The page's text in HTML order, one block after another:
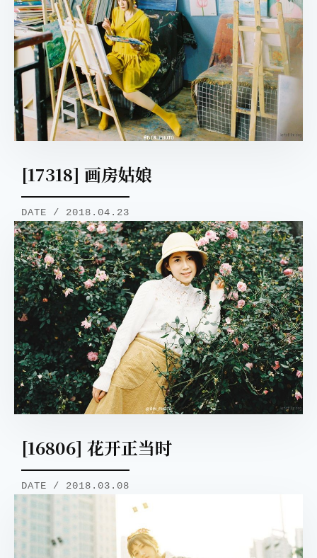
[17318] 画房姑娘
DATE / 2018.04.23
[16806] 花开正当时
DATE / 2018.03.08